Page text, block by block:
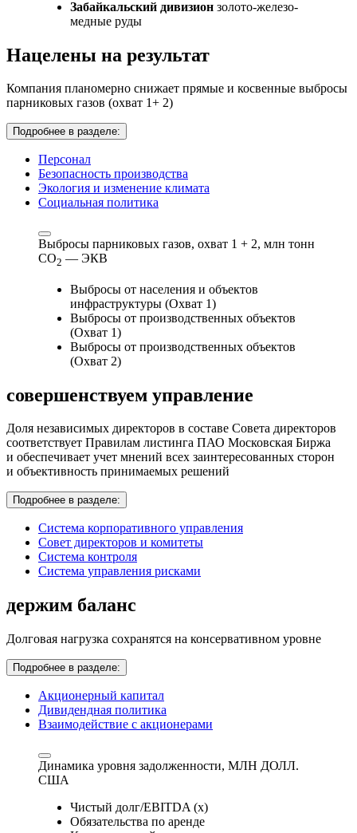
Забайкальский дивизион золото-железо-
медные руды
Нацелены на результат
Компания планомерно снижает прямые и косвенные выбросы
парниковых газов (охват 1+ 2)
Подробнее в разделе:
Персонал
Безопасность производства
Экология и изменение климата
Социальная политика
Выбросы парниковых газов, охват 1 + 2, млн тонн
СО2 — ЭКВ
Выбросы от населения и объектов
инфраструктуры (Охват 1)
Выбросы от производственных объектов
(Охват 1)
Выбросы от производственных объектов
(Охват 2)
совершенствуем управление
Доля независимых директоров в составе Совета директоров
соответствует Правилам листинга ПАО Московская Биржа
и обеспечивает учет мнений всех заинтересованных сторон
и объективность принимаемых решений
Подробнее в разделе:
Система корпоративного управления
Совет директоров и комитеты
Система контроля
Система управления рисками
держим баланс
Долговая нагрузка сохранятся на консервативном уровне
Подробнее в разделе:
Акционерный капитал
Дивидендная политика
Взаимодействие с акционерами
Динамика уровня задолженности, МЛН ДОЛЛ.
США
Чистый долг/EBITDA (x)
Обязательства по аренде